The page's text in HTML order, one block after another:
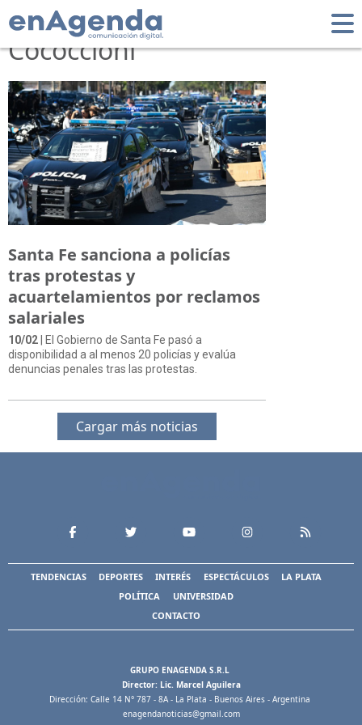
Tag: Pablo
Cococcioni
Santa Fe sanciona a policías
tras protestas y
acuartelamientos por reclamos
salariales
10/02 | El Gobierno de Santa Fe pasó a
disponibilidad a al menos 20 policías y evalúa
denuncias penales tras las protestas.
Cargar más noticias
TENDENCIAS DEPORTES INTERÉS ESPECTÁCULOS
LA PLATA
POLÍTICA
UNIVERSIDAD
CONTACTO
GRUPO ENAGENDA S.R.L
Director: Lic. Marcel Aguilera
Dirección: Calle 14 N° 787 - 8A - La Plata - Buenos Aires - Argentina
enagendanoticias@gmail.com